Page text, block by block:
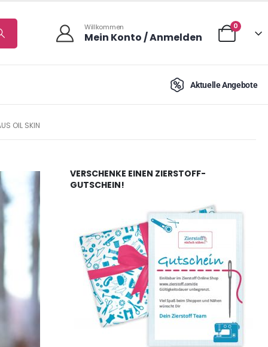
Willkommen
Mein Konto / Anmelden
0
Aktuelle Angebote
OIL SKIN
VERSCHENKE EINEN ZIERSTOFF-
GUTSCHEIN!